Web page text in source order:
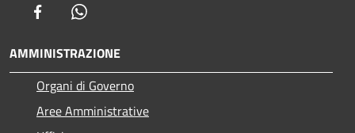
Facebook
AMMINISTRAZIONE
Organi di Governo
Aree Amministrative